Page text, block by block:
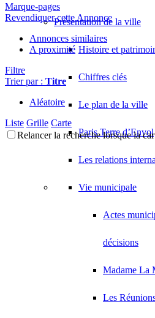
Présentation de la ville
Histoire et
Chiffres clés
Le plan de la ville
Paris Terre d’Envol
Les relations
Vie municipale
Actes
décisions
Madame La
Les
Marque-pages
Revendiquer cette Annonce
Annonces similaires
A proximité
Filtre
Trier par : Titre
Aléatoire
Liste Grille Carte
Relancer la recherche lorsque la